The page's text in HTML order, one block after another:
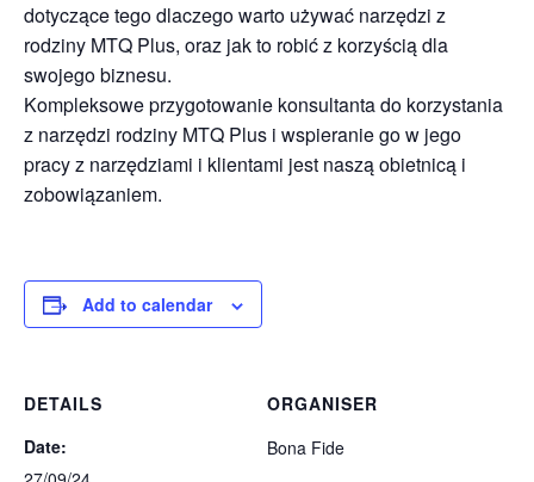
dotyczące tego dlaczego warto używać narzędzi z
rodziny MTQ Plus, oraz jak to robić z korzyścią dla
swojego biznesu.
Kompleksowe przygotowanie konsultanta do korzystania
z narzędzi rodziny MTQ Plus i wspieranie go w jego
pracy z narzędziami i klientami jest naszą obietnicą i
zobowiązaniem.
Add to calendar
DETAILS
Date:
ORGANISER
Bona Fide